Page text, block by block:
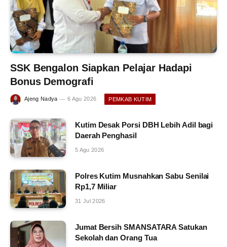
SSK Bengalon Siapkan Pelajar Hadapi
Bonus Demografi
Ajeng Nadya 6 Agu 2026 PEMKAB KUTIM
Kutim Desak Porsi DBH Lebih Adil bagi
Daerah Penghasil
5 Agu 2026
Polres Kutim Musnahkan Sabu Senilai
Rp1,7 Miliar
31 Jul 2026
Jumat Bersih SMANSATARA Satukan
Sekolah dan Orang Tua